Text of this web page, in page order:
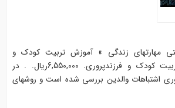
مهارتهای زندگی » آموزش تربیت کودک و
فرزندپروری. آموزش تربیت کودک و فرزندپروری. 6,550,000ریال. . در
اشتباهات والدین بررسی شده است و روشهای